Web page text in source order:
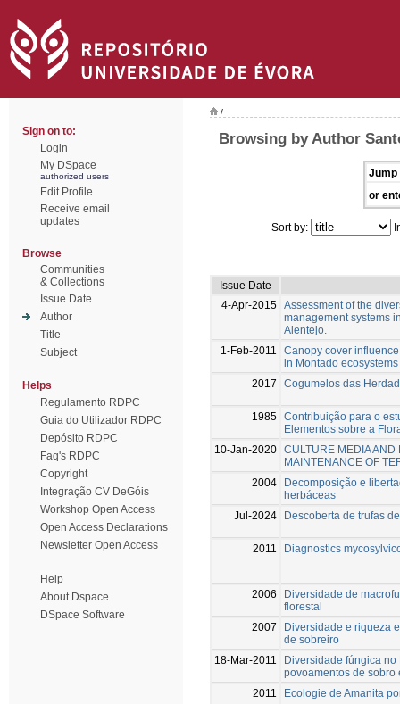
Sign on to:
Login
My DSpace
authorized users
Edit Profile
Receive email
updates
Browse
Communities
& Collections
Issue Date
Author
Title
Subject
Helps
Regulamento RDPC
Guia do Utilizador RDPC
Depósito RDPC
Faq's RDPC
Copyright
Integração CV DeGóis
Workshop Open Access
Open Access Declarations
Newsletter Open Access
Help
About Dspace
DSpace Software
/
Browsing by Author
Jump
or
Sort by:
Issue Date
4-Apr-2015 Assessment of the
management systems
Alentejo.
1-Feb-2011
Canopy cover
in Montado ecosystems
2017
Cogumelos das
1985 Contribuição para o
Elementos sobre a
10-Jan-2020 CULTURE MEDIA AND
MAINTENANCE OF
2004
Decomposição e
herbáceas
Jul-2024
Descoberta de trufas
2011 Diagnostics
2006
Diversidade de
florestal
2007
Diversidade e riqueza
de sobreiro
18-Mar-2011
Diversidade fúngica
povoamentos de sobro
2011
Ecologie de Amanita